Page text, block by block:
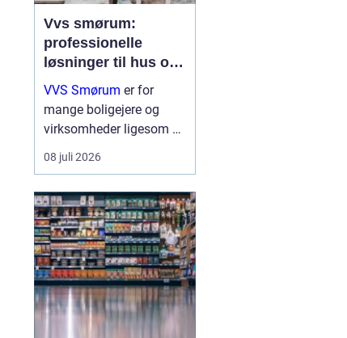
Vvs smørum:
professionelle
løsninger til hus og
erhverv
VVS Smørum er for
mange boligejere og
virksomheder ligesom en
tryg livline, når vand,
varme eller afløb driller.
kun om rør og ventiler,
men om sikkerhed,
komfort og en ...
08 juli 2026